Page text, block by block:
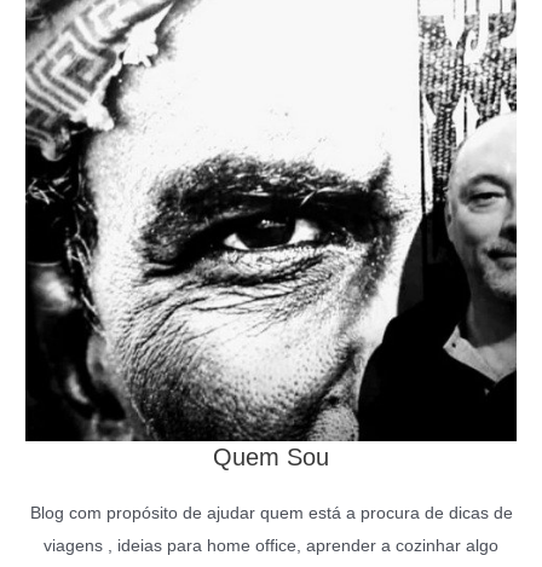
Quem Sou
Blog com propósito de ajudar quem está a procura de dicas de
viagens , ideias para home office, aprender a cozinhar algo